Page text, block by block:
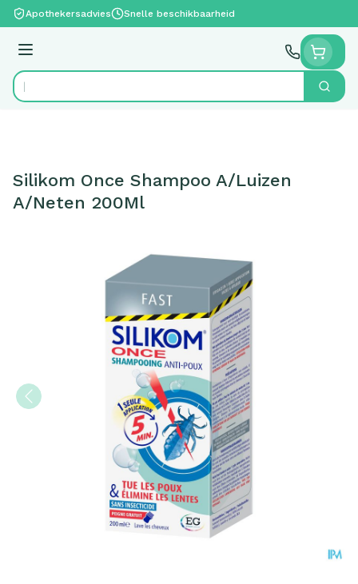
Ga naar de inhoud
Apothekersadvies Snelle beschikbaarheid
Menu
Product, merk, categorie... Zoek
Silikom Once Shampoo A/Luizen
A/Neten 200Ml